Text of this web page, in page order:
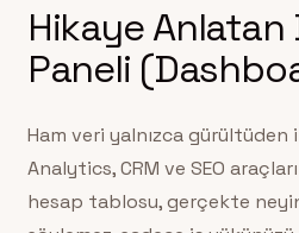
Hikaye Anlatan
Paneli
Ham veri yalnızca gürültüden
Analytics, CRM ve SEO
hesap tablosu, gerçekte neyin